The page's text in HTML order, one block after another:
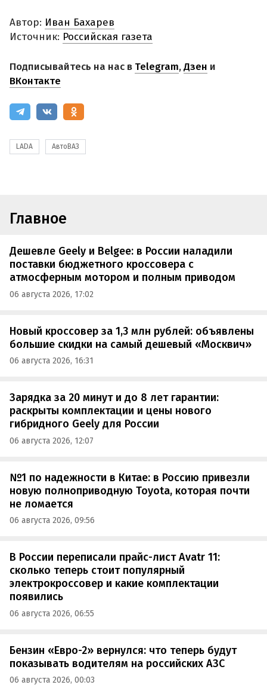
Автор: Иван Бахарев
Источник: Российская газета
Подписывайтесь на нас в Telegram,Дзен и
ВКонтакте
LADA АвтоВАЗ
Главное
Дешевле Geely и Belgee: в России наладили
поставки бюджетного кроссовера с
атмосферным мотором и полным приводом
06 августа 2026, 17:02
Новый кроссовер за 1,3 млн рублей: объявлены
большие скидки на самый дешевый «Москвич»
06 августа 2026, 16:31
Зарядка за 20 минут и до 8 лет гарантии:
раскрыты комплектации и цены нового
гибридного Geely для России
06 августа 2026, 12:07
№1 по надежности в Китае: в Россию привезли
новую полноприводную Toyota, которая почти
не ломается
06 августа 2026, 09:56
В России переписали прайс-лист Avatr 11:
сколько теперь стоит популярный
электрокроссовер и какие комплектации
появились
06 августа 2026, 06:55
Бензин «Евро-2» вернулся: что теперь будут
показывать водителям на российских АЗС
06 августа 2026, 00:03